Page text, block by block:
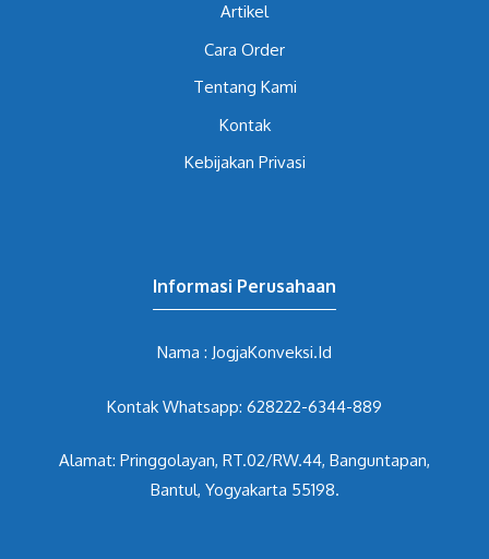
Artikel
Cara Order
Tentang Kami
Kontak
Kebijakan Privasi
Informasi Perusahaan
Nama : JogjaKonveksi.Id
Kontak Whatsapp: 628222-6344-889
Alamat: Pringgolayan, RT.02/RW.44, Banguntapan,
Bantul, Yogyakarta 55198.